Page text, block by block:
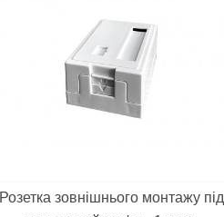
Розетка зовнішнього монтажу під